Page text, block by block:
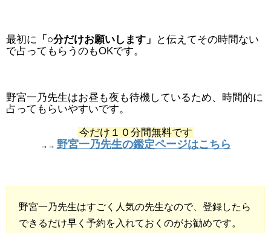
最初に 「○分だけお願いします」
と伝えてその時間ない
で占ってもらうのもOKです。
野宮一乃先生はお昼も夜も待機しているため、時間的に
占ってもらいやすいです。
今だけ１０分間無料です
→→ 野宮一乃先生の鑑定ページはこちら
野宮一乃先生はすごく人気の先生なので、登録したら
できるだけ早く予約を入れておくのがお勧めです。